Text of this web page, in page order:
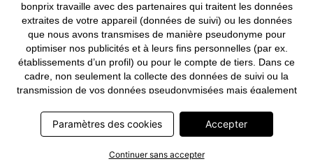
bonprix travaille avec des partenaires qui traitent les données
extraites de votre appareil (données de suivi) ou les données
que nous avons transmises de manière pseudonyme pour
optimiser nos publicités et à leurs fins personnelles (par ex.
établissements d’un profil) ou pour le compte de tiers. Dans ce
cadre, non seulement la collecte des données de suivi ou la
transmission de vos données pseudonymisées mais également
nécessitent un consentement. Les données de suivi seront alors
collectées ou vos données pseudonymisées seront alors
bouton « Accepter » dans la bannière sur bonprix.fr . Les
Paramètres des cookies Accepter
Continuer sans accepter